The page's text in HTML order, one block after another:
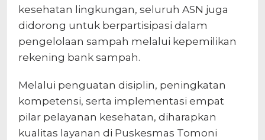
kesehatan lingkungan, seluruh ASN juga
didorong untuk berpartisipasi dalam
pengelolaan sampah melalui kepemilikan
rekening bank sampah.
Melalui penguatan disiplin, peningkatan
kompetensi, serta implementasi empat
pilar pelayanan kesehatan, diharapkan
kualitas layanan di Puskesmas Tomoni